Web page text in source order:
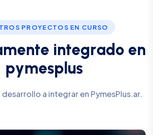
PROYECTOS EN CURSO
mente integrado en
pymesp us
a integrar en PymesPlus.ar.